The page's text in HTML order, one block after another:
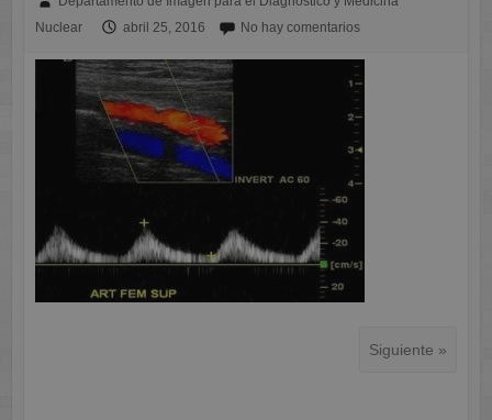
Nuclear
abril 25, 2016 No hay comentarios
Siguiente »